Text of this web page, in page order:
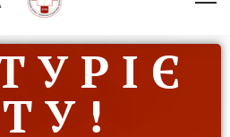
У Р І Є
У !